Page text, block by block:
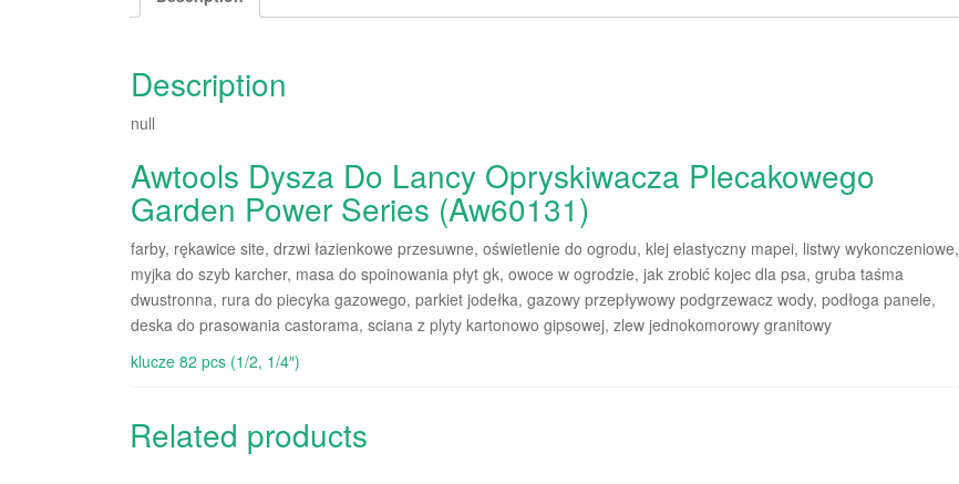
Description
null
Awtools Dysza Do Lancy Opryskiwacza Plecakowego
Garden Power Series (Aw60131)
farby, rękawice site, drzwi łazienkowe przesuwne, oświetlenie do ogrodu, klej elastyczny mapei, listwy wykonczeniowe,
myjka do szyb karcher, masa do spoinowania płyt gk, owoce w ogrodzie, jak zrobić kojec dla psa, gruba taśma
dwustronna, rura do piecyka gazowego, parkiet jodełka, gazowy przepływowy podgrzewacz wody, podłoga panele,
deska do prasowania castorama, sciana z plyty kartonowo gipsowej, zlew jednokomorowy granitowy
klucze 82 pcs (1/2, 1/4″)
Related products